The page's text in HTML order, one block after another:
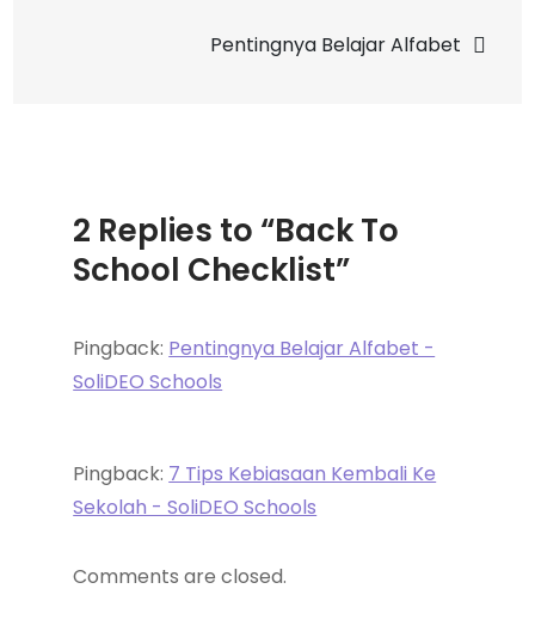
Pentingnya Belajar Alfabet
2 Replies to “Back To
School Checklist”
Pingback: Pentingnya Belajar Alfabet -
SoliDEO Schools
Pingback: 7 Tips Kebiasaan Kembali Ke
Sekolah - SoliDEO Schools
Comments are closed.